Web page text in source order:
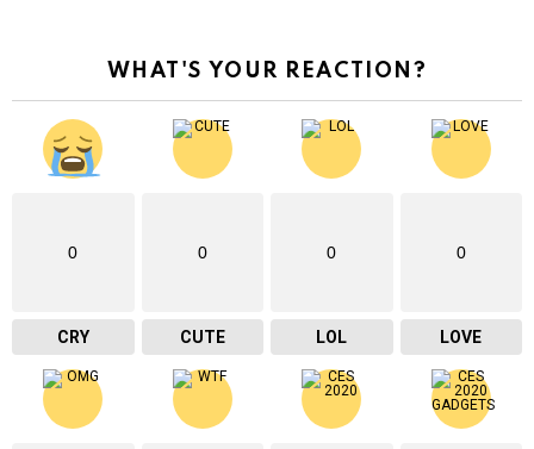
WHAT'S YOUR REACTION?
0
CRY
0
CUTE
0
LOL
0
LOVE